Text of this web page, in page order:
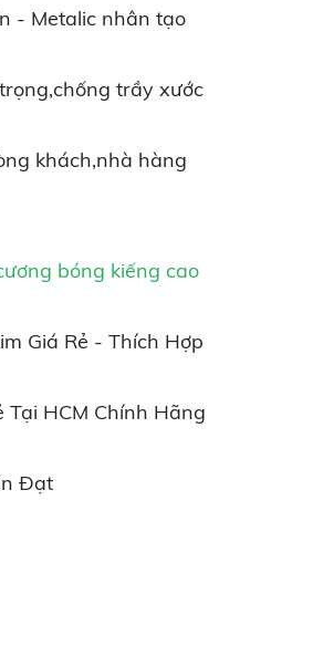
- Metalic nhân tạo
trầy xước
khách,nhà hàng
bóng kiếng cao
Giá Rẻ - Thích Hợp
Tại HCM Chính Hãng
Đạt